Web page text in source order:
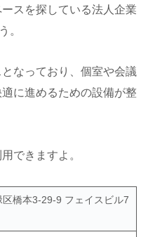
スを探している法人企業
。
なっており、個室や会議
に進めるための設備が整
できますよ。
橋本3-29-9 フェイスビル7